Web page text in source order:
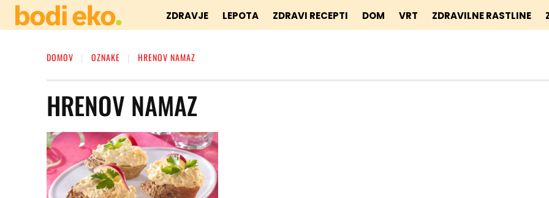
ZDRAVJE LEPOTA ZDRAVI RECEPTI DOM VRT ZDRAVILNE RASTLINE
DOMOV OZNAKE HRENOV NAMAZ
HRENOV NAMAZ